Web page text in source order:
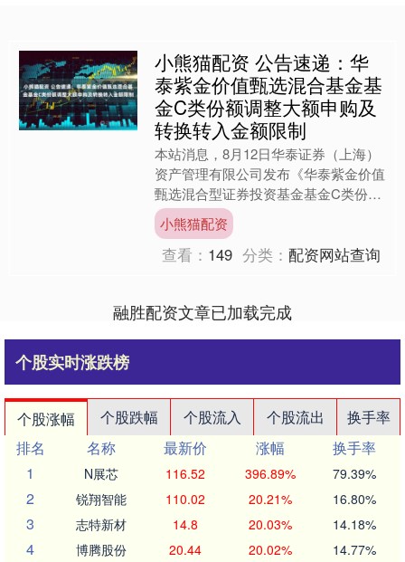
小熊猫配资 公告速递：华
泰紫金价值甄选混合基金基
金C类份额调整大额申购及
转换转入金额限制
本站消息，8月12日华泰证券（上海）
资产管理有限公司发布《华泰紫金价值
甄选混合型证券投资基金基金C类份额
调整大额申购及转换转入金额限制的公
告》。公告中提示，为维....
小熊猫配资
查看： 149 分类：配资网站查询
融胜配资文章已加载完成
个股实时涨跌榜
个股涨幅 个股跌幅 个股流入 个股流出
换手率
排名
名称 最新价 涨幅
换手率
1
N展芯 116.52 396.89% 79.39%
2 锐翔智能 110.02 20.21% 16.80%
3 志特新材 14.8 20.03% 14.18%
4 博腾股份 20.44 20.02% 14.77%